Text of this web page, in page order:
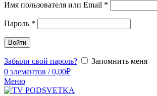
Имя пользователя или Email *
Пароль *
Войти
Забыли свой пароль?
Запомнить меня
0 элементов / 0,00₽
Меню